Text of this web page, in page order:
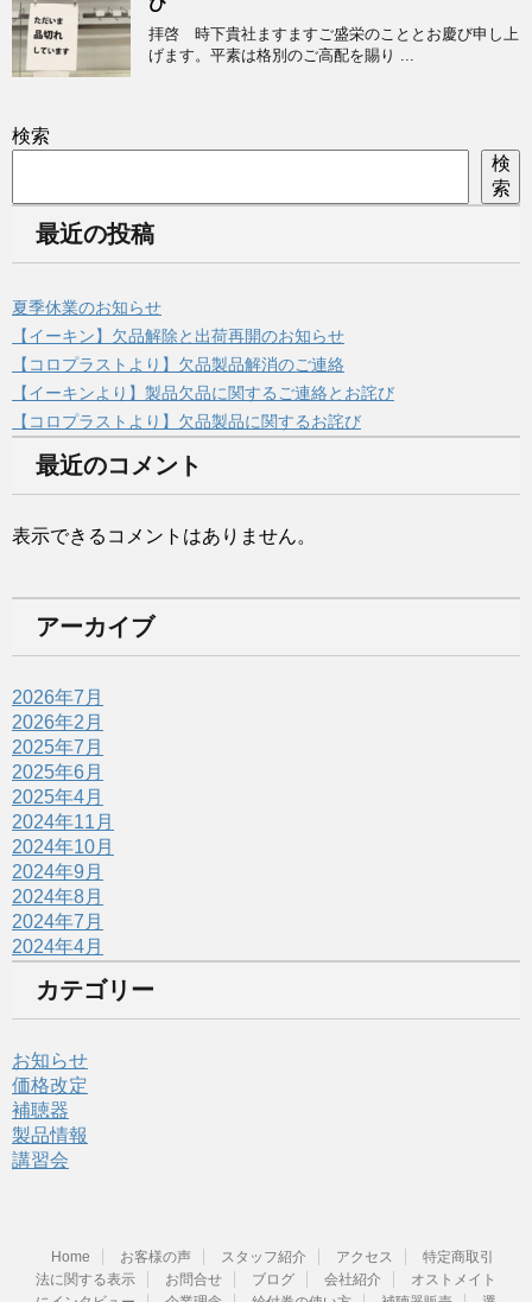
拝啓 時下貴社ますますご盛栄のこととお慶び申し上
げます。平素は格別のご高配を賜り ...
検索
検
索
最近の投稿
夏季休業のお知らせ
【イーキン】欠品解除と出荷再開のお知らせ
【コロプラストより】欠品製品解消のご連絡
【イーキンより】製品欠品に関するご連絡とお詫び
【コロプラストより】欠品製品に関するお詫び
最近のコメント
表示できるコメントはありません。
アーカイブ
2026年7月
2026年2月
2025年7月
2025年6月
2025年4月
2024年11月
2024年10月
2024年9月
2024年8月
2024年7月
2024年4月
カテゴリー
お知らせ
価格改定
補聴器
製品情報
講習会
Home お客様の声 スタッフ紹介 アクセス
特定商取引
法に関する表示
お問合せ ブログ 会社紹介
オストメイト